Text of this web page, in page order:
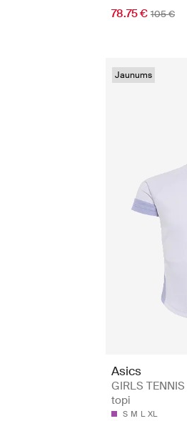
78.75 € 105 €
Jaunums
Asics
GIRLS
topi
S M L XL